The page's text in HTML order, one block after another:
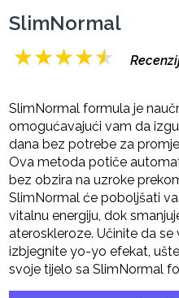
SlimNormal
★★★★★
SlimNormal formula je
omogućavajući vam da
dana bez potrebe za
Ova metoda potiče
bez obzira na uzroke
SlimNormal će poboljšati
vitalnu energiju, dok
ateroskleroze. Učinite da se
izbjegnite yo-yo efekat,
svoje tijelo sa SlimNormal